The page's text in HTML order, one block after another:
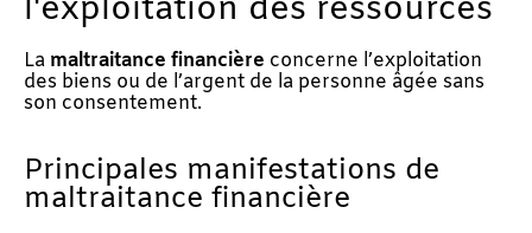
l'exploitation des ressources
La maltraitance financière concerne l’exploitation
des biens ou de l’argent de la personne âgée sans
son consentement.
Principales manifestations de
maltraitance financière